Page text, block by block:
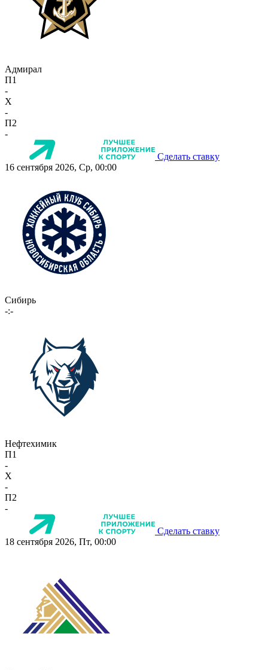
Адмирал
П1
-
X
-
П2
-
Сделать ставку
16 сентября 2026, Ср, 00:00
Сибирь
-:-
Нефтехимик
П1
-
X
-
П2
-
Сделать ставку
18 сентября 2026, Пт, 00:00